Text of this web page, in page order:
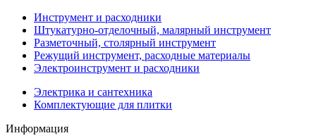
Инструмент и расходники
Штукатурно-отделочный, малярный инструмент
Разметочный, столярный инструмент
Режущий инструмент, расходные материалы
Электроинструмент и расходники
Электрика и сантехника
Комплектующие для плитки
Информация